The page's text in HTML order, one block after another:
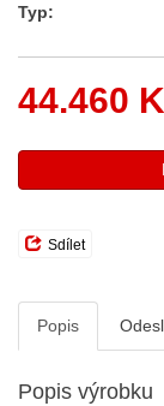
Typ:
44.460
Sdílet
Popis
Popis výrobku